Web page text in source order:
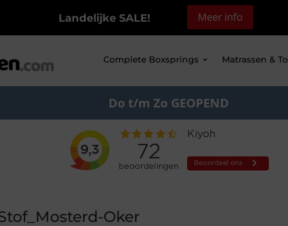
Landelijke SALE! Meer info
Complete Boxsprings Matrassen &
Do t/m Zo GEOPEND
Oker